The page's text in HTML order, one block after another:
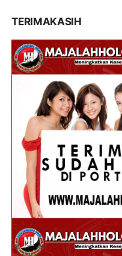
TERIMAKASIH